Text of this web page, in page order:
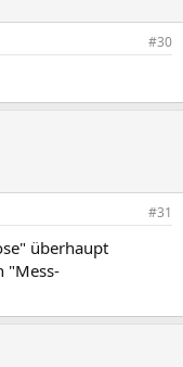
#30
#31
überhaupt
"Mess-